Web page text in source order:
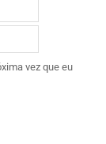
vez que eu